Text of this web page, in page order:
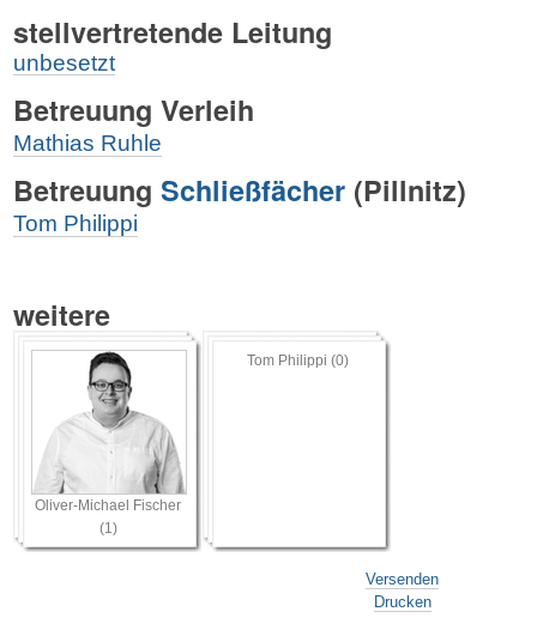
stellvertretende Leitung
unbesetzt
Betreuung Verleih
Mathias Ruhle
Betreuung Schließfächer(Pillnitz)
Tom Philippi
weitere
Oliver-Michael Fischer
(1)
Tom Philippi (0)
Versenden
Drucken